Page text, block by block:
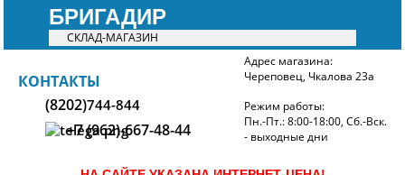
БРИГАДИР
СКЛАД-МАГАЗИН
БРИГАДИР
КОНТАКТЫ
(8202)744-844
+7 (962)-667-48-44
Адрес магазина:
Череповец, Чкалова 23а
Режим работы:
Пн.-Пт.: 8:00-18:00, Сб.-Вск.
- выходные дни